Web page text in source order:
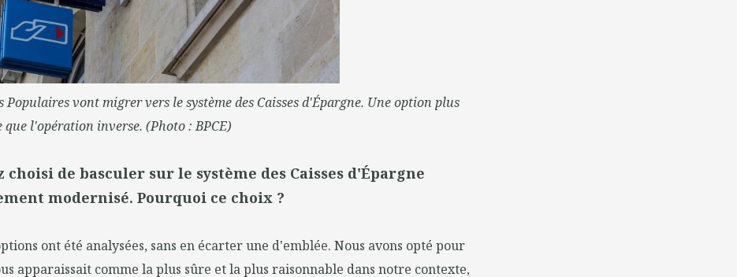
Populaires vont migrer vers le système des Caisses d'Épargne. Une option plus
que l'opération inverse. (Photo : BPCE)
choisi de basculer sur le système des Caisses d'Épargne
modernisé. Pourquoi ce choix ?
ont été analysées, sans en écarter une d'emblée. Nous avons opté pour
apparaissait comme la plus sûre et la plus raisonnable dans notre contexte,